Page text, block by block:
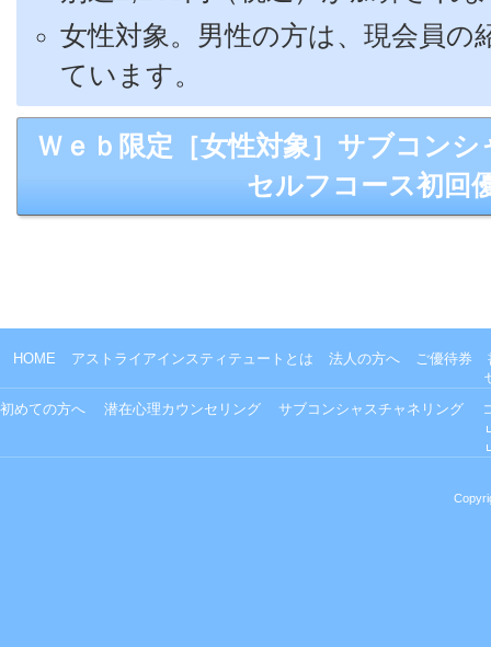
女性対象。男性の方は、現会員の
ています。
Ｗｅｂ限定［女性対象］サブコン
セルフコース初回
HOME アストライアインスティテュートとは 法人の方へ ご優待券
初めての方へ 潜在心理カウンセリング サブコンシャスチャネリング